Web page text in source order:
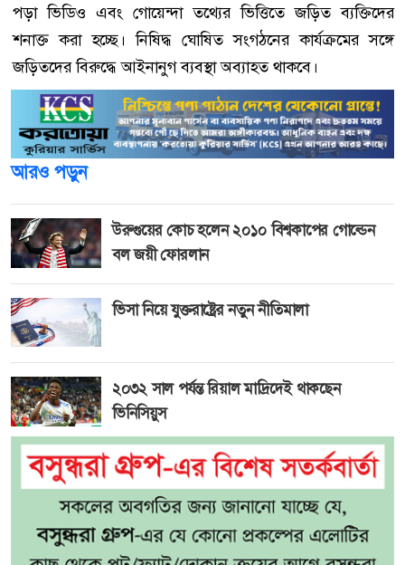
পড়া ভিডিও এবং গোয়েন্দা তথ্যের ভিত্তিতে জড়িত ব্যক্তিদের
শনাক্ত করা হচ্ছে। নিষিদ্ধ ঘোষিত সংগঠনের কার্যক্রমের সঙ্গে
জড়িতদের বিরুদ্ধে আইনানুগ ব্যবস্থা অব্যাহত থাকবে।
আরও পড়ুন
উরুগুয়ের কোচ হলেন ২০১০ বিশ্বকাপের গোল্ডেন
বল জয়ী ফোরলান
ভিসা নিয়ে যুক্তরাষ্ট্রের নতুন নীতিমালা
২০৩২ সাল পর্যন্ত রিয়াল মাদ্রিদেই থাকছেন
ভিনিসিয়ুস